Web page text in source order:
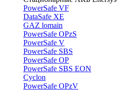
PowerSafe VF
DataSafe XE
GAZ lomain
PowerSafe OPzS
PowerSafe V
PоwerSafe SBS
PowerSafe OP
PоwerSafe SBS EON
Cyclon
PowerSafe OPzV